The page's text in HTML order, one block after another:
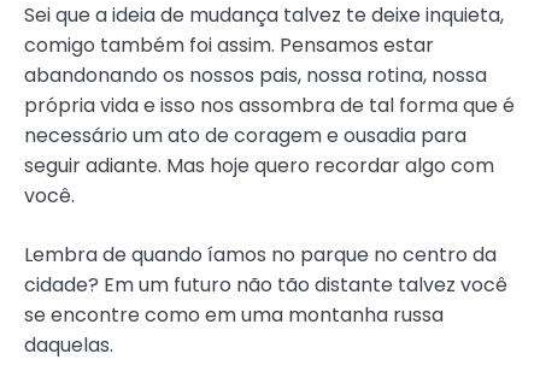
Sei que a ideia de mudança talvez te deixe inquieta,
comigo também foi assim. Pensamos estar
abandonando os nossos pais, nossa rotina, nossa
própria vida e isso nos assombra de tal forma que é
necessário um ato de coragem e ousadia para
seguir adiante. Mas hoje quero recordar algo com
você.
Lembra de quando íamos no parque no centro da
cidade? Em um futuro não tão distante talvez você
se encontre como em uma montanha russa
daquelas.